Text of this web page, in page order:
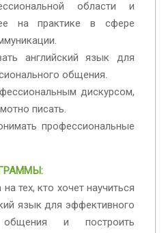
области и
на практике в сфере
английский язык для
общения.
дискурсом,
писать.
профессиональные
тех, кто хочет научиться
язык для эффективного
общения и построить